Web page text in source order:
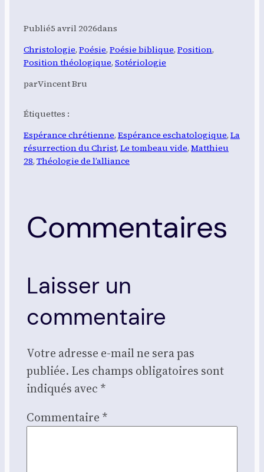
Publié5 avril 2026dans
Christologie, Poésie, Poésie biblique, Position
Position théologique, Sotériologie
parVincent Bru
Étiquettes :
Espérance chrétienne, Espérance eschatologique, La
résurrection du Christ, Le tombeau vide, Matthieu
28, Théologie de l’alliance
Commentaires
Laisser un
commentaire
Votre adresse e-mail ne sera pas
publiée. Les champs obligatoires sont
indiqués avec *
Commentaire *